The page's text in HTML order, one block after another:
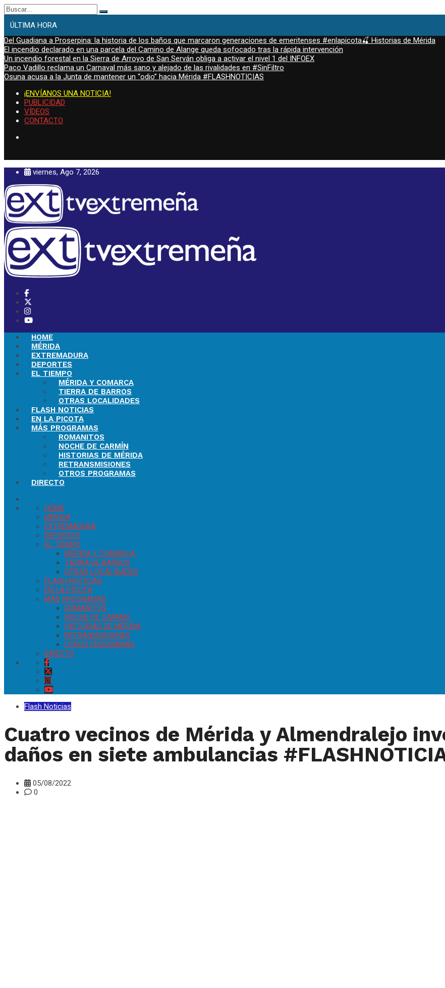
Buscar:
ÚLTIMA HORA
Del Guadiana a Proserpina: la historia de los baños que marcaron generaciones de emeritenses #enlapicota🍒 Historias de Mérida
El incendio declarado en una parcela del Camino de Alange queda sofocado tras la rápida intervención
Un incendio forestal en la Sierra de Arroyo de San Serván obliga a activar el nivel 1 del INFOEX
Paco Vadillo reclama un Carnaval más sano y alejado de las rivalidades en #SinFiltro
Osuna acusa a la Junta de mantener un “odio” hacia Mérida #FLASHNOTICIAS
¡ENVÍANOS UNA NOTICIA!
PUBLICIDAD
VÍDEOS
CONTACTO
viernes, Ago 7, 2026
HOME
MÉRIDA
EXTREMADURA
DEPORTES
EL TIEMPO
MÉRIDA Y COMARCA
TIERRA DE BARROS
OTRAS LOCALIDADES
FLASH NOTICIAS
EN LA PICOTA
MÁS PROGRAMAS
ROMANITOS
NOCHE DE CARMÍN
HISTORIAS DE MÉRIDA
RETRANSMISIONES
OTROS PROGRAMAS
DIRECTO
HOME
MÉRIDA
EXTREMADURA
DEPORTES
EL TIEMPO
MÉRIDA Y COMARCA
TIERRA DE BARROS
OTRAS LOCALIDADES
FLASH NOTICIAS
EN LA PICOTA
MÁS PROGRAMAS
ROMANITOS
NOCHE DE CARMÍN
HISTORIAS DE MÉRIDA
RETRANSMISIONES
OTROS PROGRAMAS
DIRECTO
Flash Noticias
Cuatro vecinos de Mérida y Almendralejo
daños en siete ambulancias
05/08/2022
0